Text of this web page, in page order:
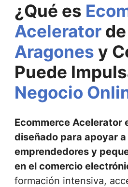
¿Qué es
Acelerator de
Aragones y
Puede
Negocio
Ecommerce Acelerator
diseñado para apoyar a
emprendedores y
en el comercio
formación intensiva,